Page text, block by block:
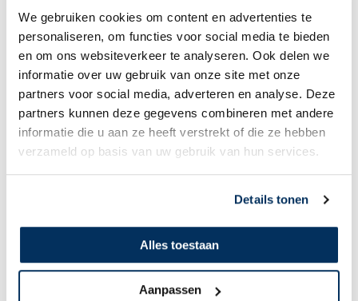
We gebruiken cookies om content en advertenties te
personaliseren, om functies voor social media te bieden
en om ons websiteverkeer te analyseren. Ook delen we
informatie over uw gebruik van onze site met onze
partners voor social media, adverteren en analyse. Deze
partners kunnen deze gegevens combineren met andere
informatie die u aan ze heeft verstrekt of die ze hebben
verzameld op basis van uw gebruik van hun services.
Details tonen
Alles toestaan
Aanpassen